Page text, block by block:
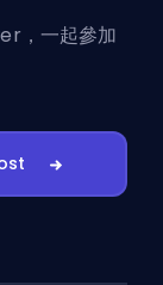
，一起參加